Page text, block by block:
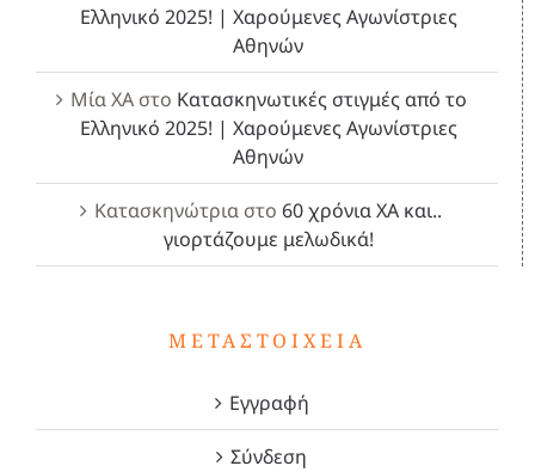
Ελληνικό 2025! | Χαρούμενες Αγωνίστριες
Αθηνών
Μία ΧΑστο Κατασκηνωτικές στιγμές από το
Ελληνικό 2025! | Χαρούμενες Αγωνίστριες
Αθηνών
Κατασκηνώτρια στο 60 χρόνια ΧΑ και..
γιορτάζουμε μελωδικά!
ΜΕΤΑΣΤΟΙΧΕΊΑ
Εγγραφή
Σύνδεση